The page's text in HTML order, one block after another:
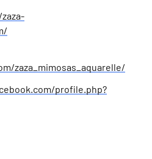
zaza_mimosas_aquarelle/
profile.php?